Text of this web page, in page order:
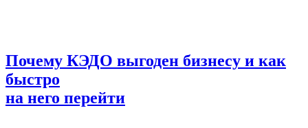
Почему КЭДО выгоден бизнесу и как
быстро
на него перейти